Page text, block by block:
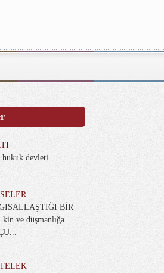
hukuk devleti
BİR
ve düşmanlığa